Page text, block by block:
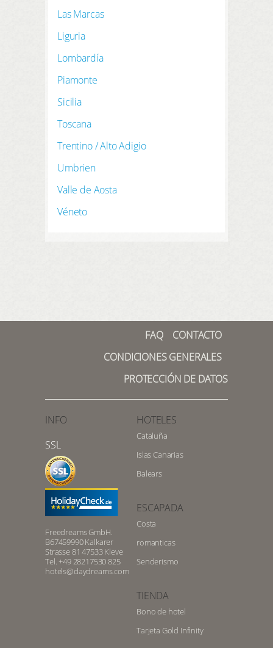
Las Marcas
Liguria
Lombardía
Piamonte
Sicilia
Toscana
Trentino / Alto Adigio
Umbrien
Valle de Aosta
Véneto
FAQ
CONTACTO
CONDICIONES GENERALES
PROTECCIÓN DE DATOS
INFO
SSL
Freedreams GmbH.
B67459990 Kalkarer
Strasse 81 47533 Kleve
Tel. +49 28217530 825
hotels@daydreams.com
HOTELES
Cataluña
Islas Canarias
Balears
ESCAPADA
Costa
romanticas
Senderismo
TIENDA
Bono de hotel
Tarjeta Gold Infinity